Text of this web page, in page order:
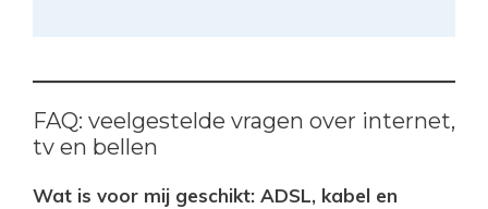
FAQ: veelgestelde vragen over internet,
tv en bellen
Wat is voor mij geschikt: ADSL, kabel en